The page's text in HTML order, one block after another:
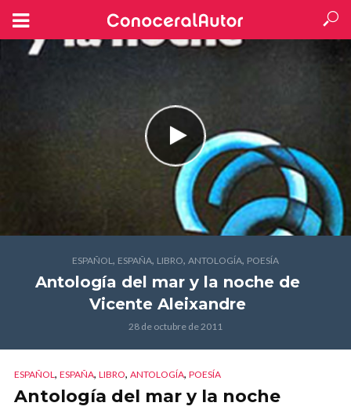
ESPAÑOL, ESPAÑA, LIBRO, ANTOLOGÍA, POESÍA
Antología del mar y la noche de
Vicente Aleixandre
28 de octubre de 2011
ESPAÑOL, ESPAÑA, LIBRO, ANTOLOGÍA, POESÍA
Antología del mar y la noche